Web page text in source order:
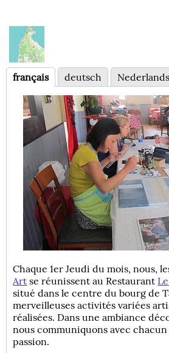
français deutsch Nederlands
Chaque 1er Jeudi du mois, nous,
Art se réunissent au Restaurant
situé dans le centre du bourg de
merveilleuses activités variées
réalisées. Dans une ambiance
nous communiquons avec
passion.